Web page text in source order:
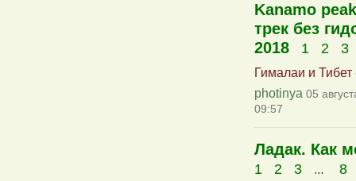
Kanamo
трек без
2018
1 2 3
Гималаи и Тибет
photinya 05
09:57
Ладак. Как
1 2 3 ... 8